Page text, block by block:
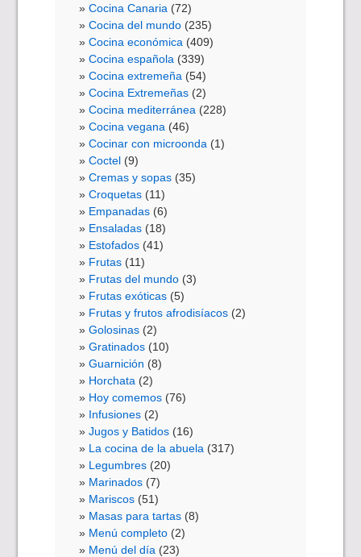
Cocina Canaria (72)
Cocina del mundo (235)
Cocina económica (409)
Cocina española (339)
Cocina extremeña (54)
Cocina Extremeñas (2)
Cocina mediterránea (228)
Cocina vegana (46)
Cocinar con microonda (1)
Coctel (9)
Cremas y sopas (35)
Croquetas (11)
Empanadas (6)
Ensaladas (18)
Estofados (41)
Frutas (11)
Frutas del mundo (3)
Frutas exóticas (5)
Frutas y frutos afrodisíacos (2)
Golosinas (2)
Gratinados (10)
Guarnición (8)
Horchata (2)
Hoy comemos (76)
Infusiones (2)
Jugos y Batidos (16)
La cocina de la abuela (317)
Legumbres (20)
Marinados (7)
Mariscos (51)
Masas para tartas (8)
Menú completo (2)
Menú del día (23)